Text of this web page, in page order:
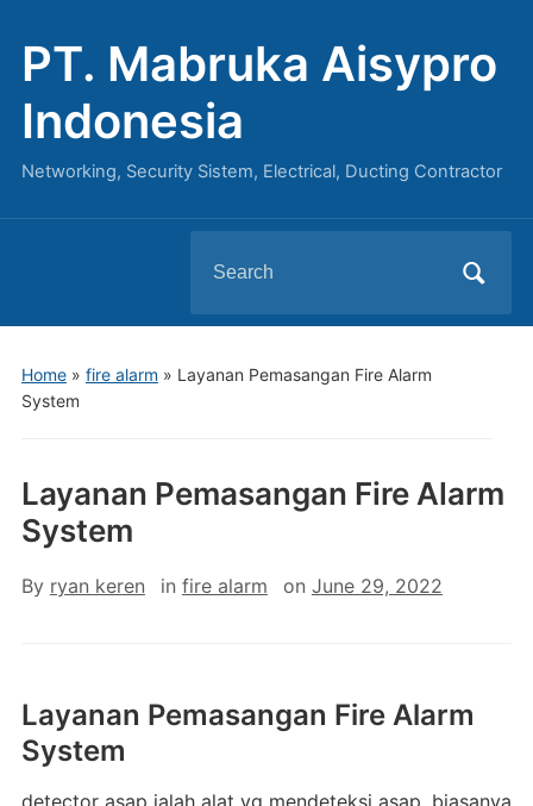
PT. Mabruka Aisypro
Indonesia
Networking, Security Sistem, Electrical, Ducting Contractor
for:
Home» fire alarm » Layanan Pemasangan Fire Alarm
System
Layanan Pemasangan Fire Alarm
System
By ryan keren in fire alarm on June 29, 2022
Layanan Pemasangan Fire Alarm
System
detector asap ialah alat yg mendeteksi asap, biasanya